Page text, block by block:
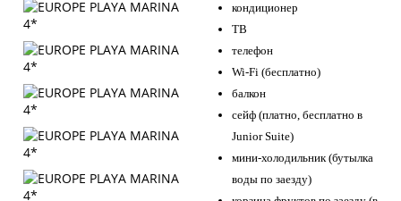
кондиционер
ТВ
телефон
Wi-Fi (бесплатно)
балкон
сейф (платно, бесплатно в
Junior Suite)
мини-холодильник (бутылка
воды по заезду)